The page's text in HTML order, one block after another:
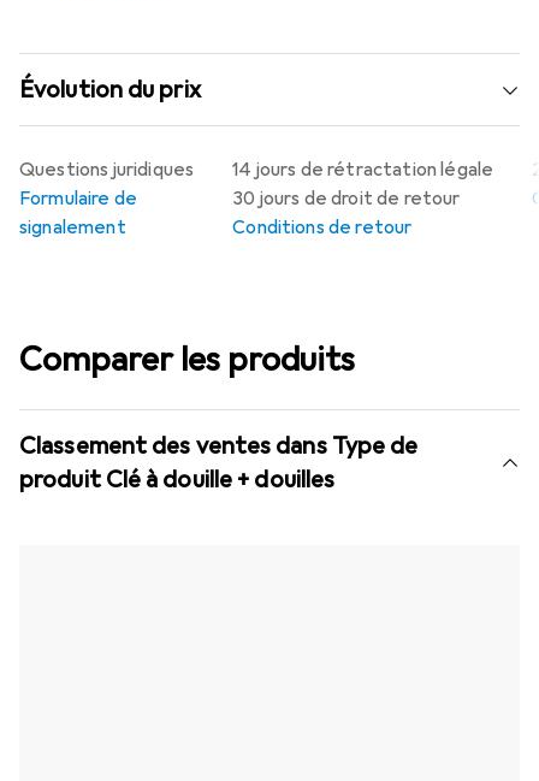
Évolution du prix
14 jours de rétractation légale
30 jours de droit de retour
Conditions de retour
Questions juridiques
Formulaire de
signalement
Comparer les produits
Classement des ventes dans Type de
produit Clé à douille + douilles